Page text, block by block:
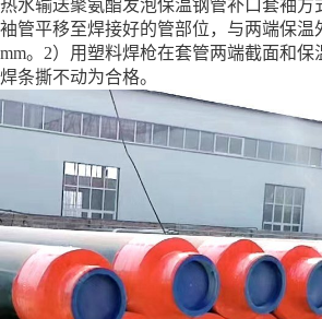
热水输送聚氨酯发泡保温钢管补口套袖方
袖管平移至焊接好的管部位，与两端保温
mm。2）用塑料焊枪在套管两端截面和保
焊条撕不动为合格。